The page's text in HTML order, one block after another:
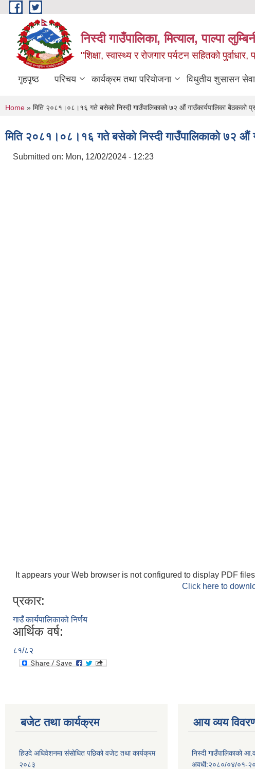
Skip to main content
निस्दी गाउँपालिका, मित्याल, पाल्पा
"शिक्षा, स्वास्थ्य र रोजगार पर्यटन सहितको
गृहपृष्ठ परिचय कार्यक्रम तथा परियोजना विधुतीय शुसासन सेवा
You are here
Home » मिति २०८१।०८।१६ गते बसेको निस्दी गाउँपालिकाको ७२ औं गाउँकार्यपालिका बैठकको
मिति २०८१।०८।१६ गते बसेको निस्दी गाउँपालिकाको ७२ औं
Submitted on: Mon, 12/02/2024 - 12:23
It appears your Web browser is not configured to display PDF
Click here to
प्रकार:
गाउँ कार्यपालिकाको निर्णय
आर्थिक वर्ष:
८१/८२
बजेट तथा कार्यक्रम
हिउदे अधिवेशनमा संसोधित पछिको वजेट तथा कार्यक्रम
२०८३
आय व्यय
निस्दी गाउँपालिकाको
अवधी:२०८०/०४/०१-